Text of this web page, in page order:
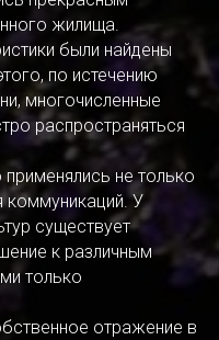
жилища.
были найдены
по истечению
многочисленные
распространяться
не только
коммуникаций. У
существует
к различным
только
отражение в